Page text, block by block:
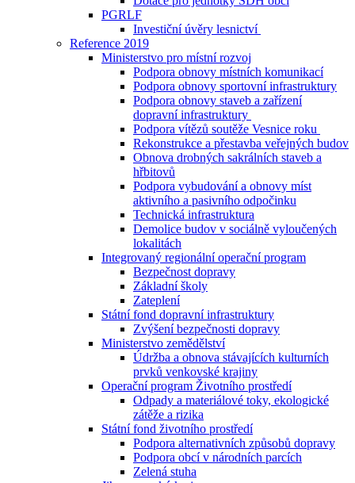
PGRLF
Investiční úvěry lesnictví
Reference 2019
Ministerstvo pro místní rozvoj
Podpora obnovy místních komunikací
Podpora obnovy sportovní infrastruktury
Podpora obnovy staveb a zařízení
dopravní infrastruktury
Podpora vítězů soutěže Vesnice roku
Rekonstrukce a přestavba veřejných budov
Obnova drobných sakrálních staveb a
hřbitovů
Podpora vybudování a obnovy míst
aktivního a pasivního odpočinku
Technická infrastruktura
Demolice budov v sociálně vyloučených
lokalitách
Integrovaný regionální operační program
Bezpečnost dopravy
Základní školy
Zateplení
Státní fond dopravní infrastruktury
Zvýšení bezpečnosti dopravy
Ministerstvo zemědělství
Údržba a obnova stávajících kulturních
prvků venkovské krajiny
Operační program Životního prostředí
Odpady a materiálové toky, ekologické
zátěže a rizika
Státní fond životního prostředí
Podpora alternativních způsobů dopravy
Podpora obcí v národních parcích
Zelená stuha